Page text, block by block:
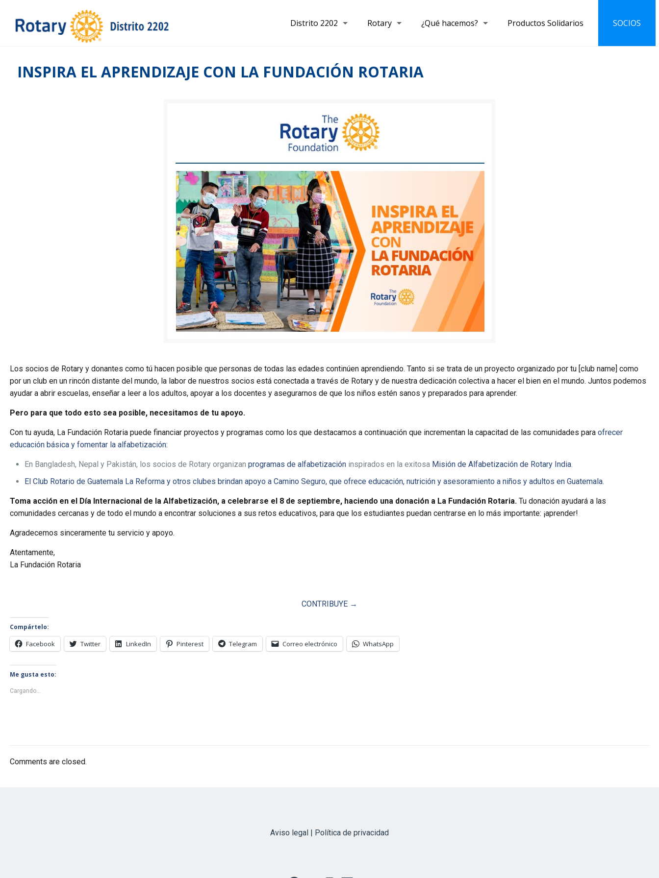
Distrito 2202 Rotary ¿Qué hacemos? Productos Solidarios SOCIOS
INSPIRA EL APRENDIZAJE CON LA FUNDACIÓN ROTARIA
Los socios de Rotary y donantes como tú hacen posible que personas de todas las edades continúen aprendiendo. Tanto si se trata de un proyecto organizado por tu [club name] como
por un club en un rincón distante del mundo, la labor de nuestros socios está conectada a través de Rotary y de nuestra dedicación colectiva a hacer el bien en el mundo. Juntos podemos
ayudar a abrir escuelas, enseñar a leer a los adultos, apoyar a los docentes y asegurarnos de que los niños estén sanos y preparados para aprender.
Pero para que todo esto sea posible, necesitamos de tu apoyo.
Con tu ayuda, La Fundación Rotaria puede financiar proyectos y programas como los que destacamos a continuación que incrementan la capacitad de las comunidades paraofrecer
educación básica y fomentar la alfabetización:
En Bangladesh, Nepal y Pakistán, los socios de Rotary organizanprogramas de alfabetización inspirados en la exitosa Misión de Alfabetización de Rotary India.
El Club Rotario de Guatemala La Reforma y otros clubes brindan apoyo a Camino Seguro, que ofrece educación, nutrición y asesoramiento a niños y adultos en Guatemala.
Toma acción en el Día Internacional de la Alfabetización, a celebrarse el 8 de septiembre, haciendo una donación a La Fundación Rotaria.Tu donación ayudará a las
comunidades cercanas y de todo el mundo a encontrar soluciones a sus retos educativos, para que los estudiantes puedan centrarse en lo más importante: ¡aprender!
Agradecemos sinceramente tu servicio y apoyo.
Atentamente,
La Fundación Rotaria
CONTRIBUYE →
Compártelo:
Facebook Twitter LinkedIn Pinterest Telegram Correo electrónico WhatsApp
Me gusta esto:
Cargando...
Comments are closed.
Aviso legal | Política de privacidad